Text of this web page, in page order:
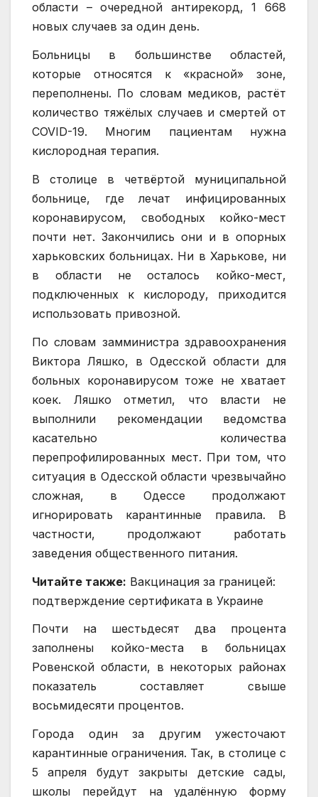
области – очередной антирекорд, 1 668
новых случаев за один день.
Больницы в большинстве областей,
которые относятся к «красной» зоне,
переполнены. По словам медиков, растёт
количество тяжёлых случаев и смертей от
COVID-19. Многим пациентам нужна
кислородная терапия.
В столице в четвёртой муниципальной
больнице, где лечат инфицированных
коронавирусом, свободных койко-мест
почти нет. Закончились они и в опорных
харьковских больницах. Ни в Харькове, ни
в области не осталось койко-мест,
подключенных к кислороду, приходится
использовать привозной.
По словам замминистра здравоохранения
Виктора Ляшко, в Одесской области для
больных коронавирусом тоже не хватает
коек. Ляшко отметил, что власти не
выполнили рекомендации ведомства
касательно количества
перепрофилированных мест. При том, что
ситуация в Одесской области чрезвычайно
сложная, в Одессе продолжают
игнорировать карантинные правила. В
частности, продолжают работать
заведения общественного питания.
Читайте также: Вакцинация за границей:
подтверждение сертификата в Украине
Почти на шестьдесят два процента
заполнены койко-места в больницах
Ровенской области, в некоторых районах
показатель составляет свыше
восьмидесяти процентов.
Города один за другим ужесточают
карантинные ограничения. Так, в столице с
5 апреля будут закрыты детские сады,
школы перейдут на удалённую форму